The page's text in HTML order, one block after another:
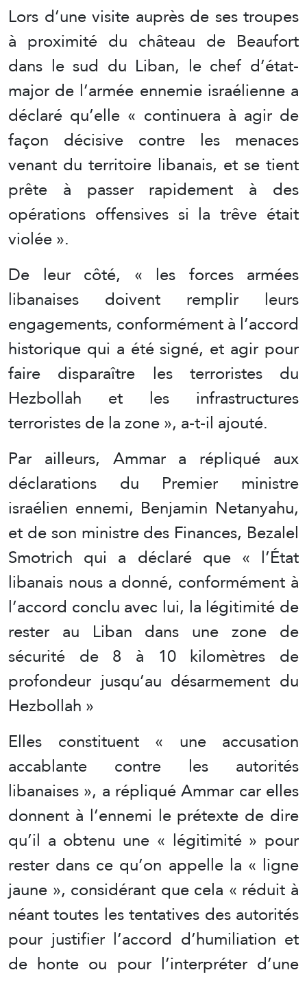
Lors d’une visite auprès de ses troupes
à proximité du château de Beaufort
dans le sud du Liban, le chef d’état-
major de l’armée ennemie israélienne a
déclaré qu’elle « continuera à agir de
façon décisive contre les menaces
venant du territoire libanais, et se tient
prête à passer rapidement à des
opérations offensives si la trêve était
violée ».
De leur côté, « les forces armées
libanaises doivent remplir leurs
engagements, conformément à l’accord
historique qui a été signé, et agir pour
faire disparaître les terroristes du
Hezbollah et les infrastructures
terroristes de la zone », a-t-il ajouté.
Par ailleurs, Ammar a répliqué aux
déclarations du Premier ministre
israélien ennemi, Benjamin Netanyahu,
et de son ministre des Finances, Bezalel
Smotrich qui a déclaré que « l’État
libanais nous a donné, conformément à
l’accord conclu avec lui, la légitimité de
rester au Liban dans une zone de
sécurité de 8 à 10 kilomètres de
profondeur jusqu’au désarmement du
Hezbollah »
Elles constituent « une accusation
accablante contre les autorités
libanaises », a répliqué Ammar car elles
donnent à l’ennemi le prétexte de dire
qu’il a obtenu une « légitimité » pour
rester dans ce qu’on appelle la « ligne
jaune », considérant que cela « réduit à
néant toutes les tentatives des autorités
pour justifier l’accord d’humiliation et
de honte ou pour l’interpréter d’une